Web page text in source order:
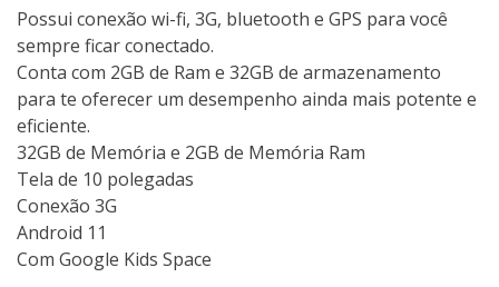
Possui conexão wi-fi, 3G, bluetooth e GPS para você
sempre ficar conectado.
Conta com 2GB de Ram e 32GB de armazenamento
para te oferecer um desempenho ainda mais potente e
eficiente.
32GB de Memória e 2GB de Memória Ram
Tela de 10 polegadas
Conexão 3G
Android 11
Com Google Kids Space